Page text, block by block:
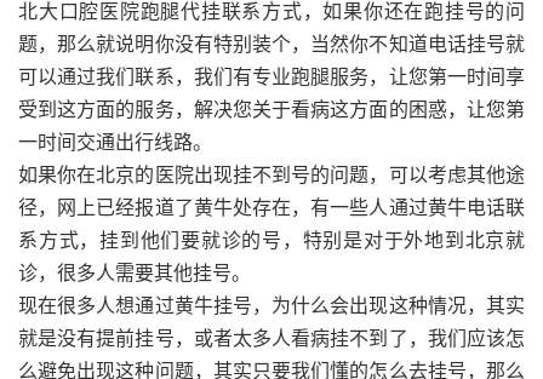
北大口腔医院跑腿代挂联系方式，如果你还在跑挂号的问
题，那么就说明你没有特别装个，当然你不知道电话挂号就
可以通过我们联系，我们有专业跑腿服务，让您第一时间享
受到这方面的服务，解决您关于看病这方面的困惑，让您第
一时间交通出行线路。
如果你在北京的医院出现挂不到号的问题，可以考虑其他途
径，网上已经报道了黄牛处存在，有一些人通过黄牛电话联
系方式，挂到他们要就诊的号，特别是对于外地到北京就
诊，很多人需要其他挂号。
现在很多人想通过黄牛挂号，为什么会出现这种情况，其实
就是没有提前挂号，或者太多人看病挂不到了，我们应该怎
么避免出现这种问题，其实只要我们懂的怎么去挂号，那么